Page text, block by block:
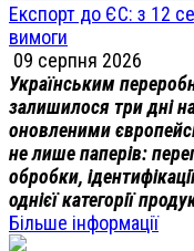
Експорт до ЄС: з 12
вимоги
09 серпня 2026
Українським
залишилося три дні
оновленими
не лише паперів:
обробки,
однієї категорії
Більше інформації